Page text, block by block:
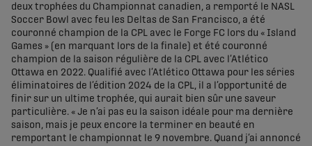
deux trophées du Championnat canadien, a remporté le NASL
Soccer Bowl avec feu les Deltas de San Francisco, a été
couronné champion de la CPL avec le Forge FC lors du « Island
Games » (en marquant lors de la finale) et été couronné
champion de la saison régulière de la CPL avec l’Atlético
Ottawa en 2022. Qualifié avec l’Atlético Ottawa pour les séries
éliminatoires de l’édition 2024 de la CPL, il a l’opportunité de
finir sur un ultime trophée, qui aurait bien sûr une saveur
particulière. « Je n’ai pas eu la saison idéale pour ma dernière
saison, mais je peux encore la terminer en beauté en
remportant le championnat le 9 novembre. Quand j’ai annoncé